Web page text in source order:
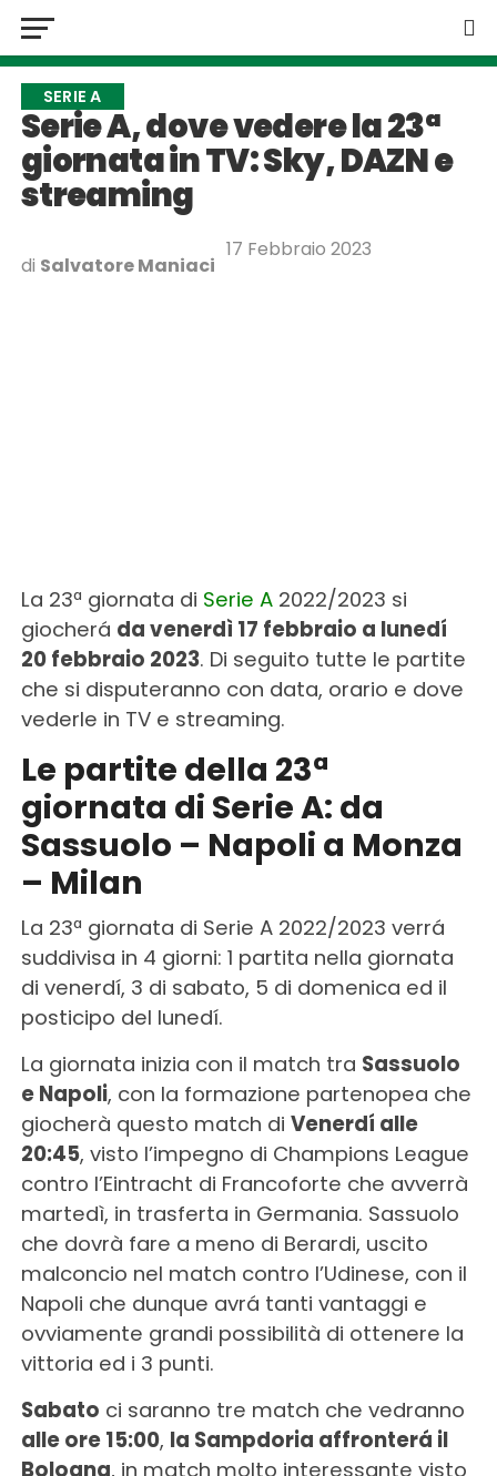
SERIE A
Serie A, dove vedere la 23ª
giornata in TV: Sky, DAZN e
streaming
di Salvatore Maniaci
17 Febbraio 2023
La 23ª giornata di Serie A 2022/2023 si
giocherá da venerdì 17 febbraio a lunedí
20 febbraio 2023. Di seguito tutte le partite
che si disputeranno con data, orario e dove
vederle in TV e streaming.
Le partite della 23ª
giornata di Serie A: da
Sassuolo – Napoli a Monza
– Milan
La 23ª giornata di Serie A 2022/2023 verrá
suddivisa in 4 giorni: 1 partita nella giornata
di venerdí, 3 di sabato, 5 di domenica ed il
posticipo del lunedí.
La giornata inizia con il match tra Sassuolo
e Napoli, con la formazione partenopea che
giocherà questo match di Venerdí alle
20:45, visto l’impegno di Champions League
contro l’Eintracht di Francoforte che avverrà
martedì, in trasferta in Germania. Sassuolo
che dovrà fare a meno di Berardi, uscito
malconcio nel match contro l’Udinese, con il
Napoli che dunque avrá tanti vantaggi e
ovviamente grandi possibilità di ottenere la
vittoria ed i 3 punti.
Sabato ci saranno tre match che vedranno
alle ore 15:00, la Sampdoria affronterá il
Bologna, in match molto interessante visto